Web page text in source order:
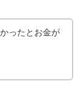
ったとお金が